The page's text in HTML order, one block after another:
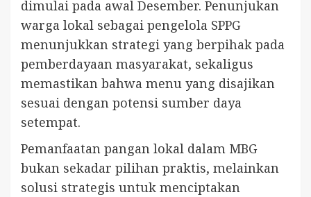
dimulai pada awal Desember. Penunjukan
warga lokal sebagai pengelola SPPG
menunjukkan strategi yang berpihak pada
pemberdayaan masyarakat, sekaligus
memastikan bahwa menu yang disajikan
sesuai dengan potensi sumber daya
setempat.
Pemanfaatan pangan lokal dalam MBG
bukan sekadar pilihan praktis, melainkan
solusi strategis untuk menciptakan